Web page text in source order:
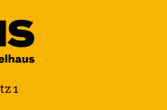
von Martin Baltscheit
Fuchs
1